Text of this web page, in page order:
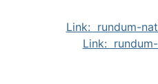
Link: rundum-
Link: